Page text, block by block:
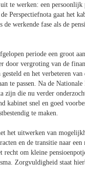
te werken: een
Perspectiefnota gaat het
de werkende fase als de
periode een groot
door vergroting van de
en het verbeteren
te passen. Na de
zijn die nu verder
kabinet snel en goed
te maken.
het uitwerken van
en de transitie naar
om kleine
Zorgvuldigheid staat